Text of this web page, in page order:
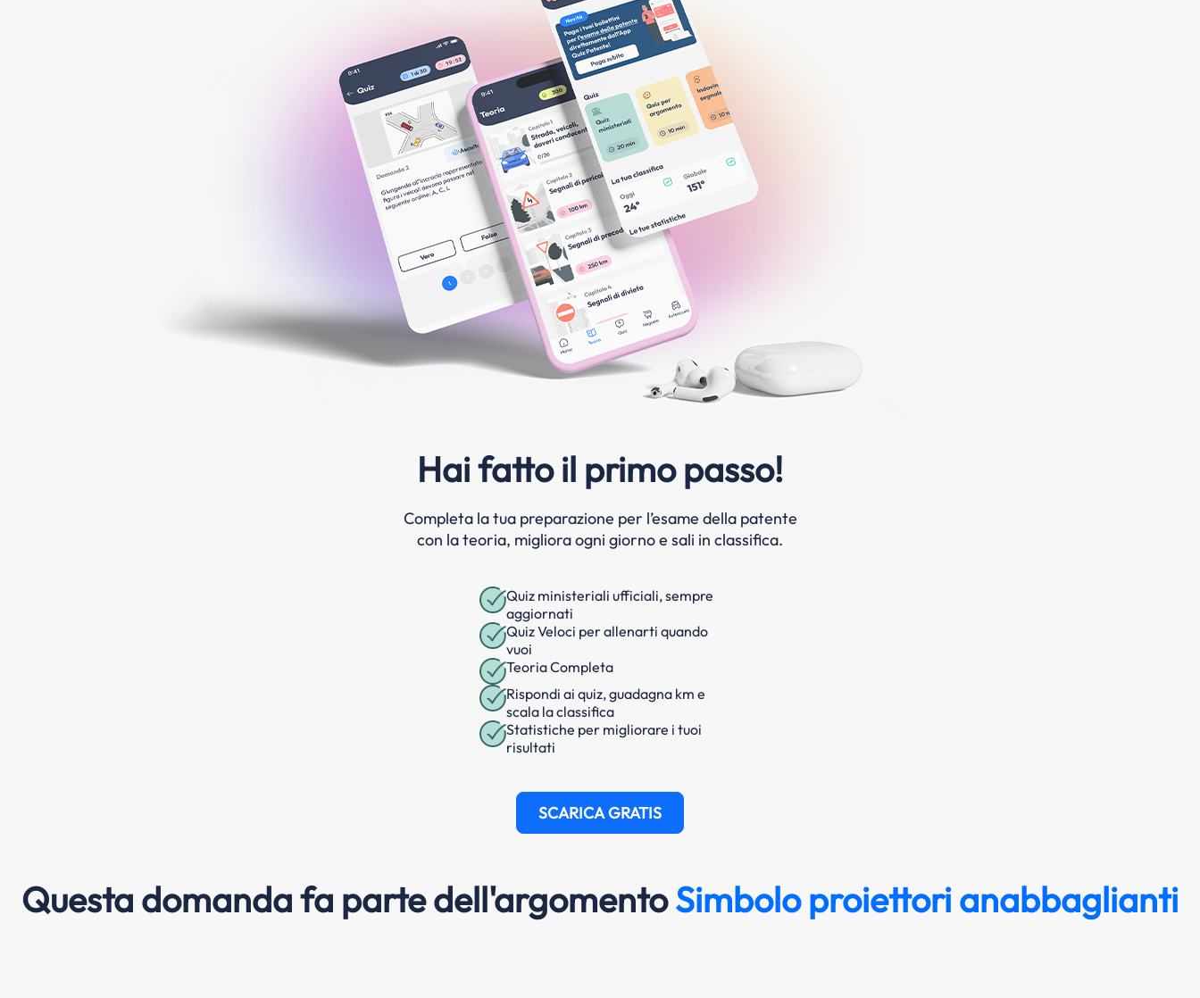
Hai fatto il primo passo!
Completa la tua preparazione per l’esame della patente
con la teoria, migliora ogni giorno e sali in classifica.
Quiz ministeriali ufficiali, sempre
aggiornati
Quiz Veloci per allenarti quando
vuoi
Teoria Completa
Rispondi ai quiz, guadagna km e
scala la classifica
Statistiche per migliorare i tuoi
risultati
SCARICA GRATIS
Questa domanda fa parte dell'argomentoSimbolo proiettori anabbaglianti